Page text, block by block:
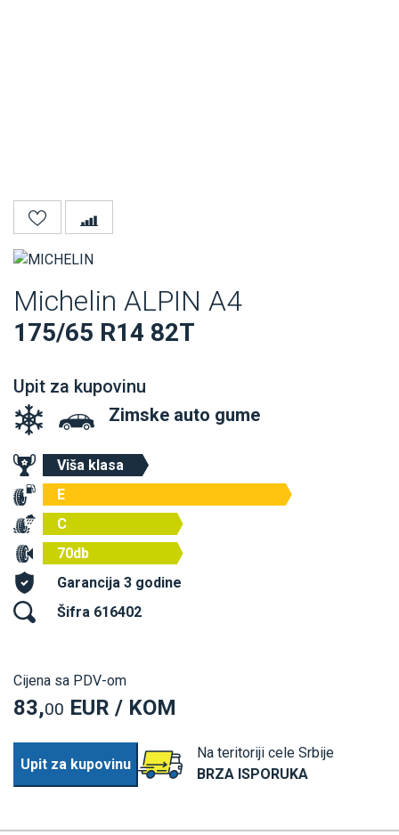
Michelin ALPIN A4
175/65 R14 82T
Upit za kupovinu
Zimske auto gume
Viša klasa
E
C
70db
Garancija 3 godine
Šifra 616402
Cijena sa PDV-om
83,00 EUR / KOM
Upit za kupovinu
Na teritoriji cele Srbije
BRZA ISPORUKA